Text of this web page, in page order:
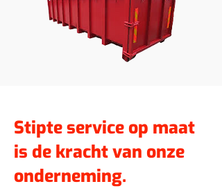
Stipte service op maat
is de kracht van onze
onderneming.